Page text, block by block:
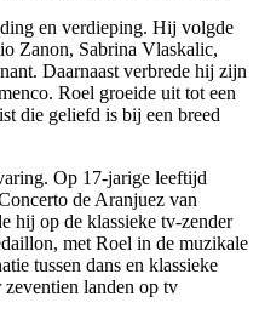
en verdieping. Hij volgde
Zanon, Sabrina Vlaskalic,
Daarnaast verbrede hij zijn
Roel groeide uit tot een
die geliefd is bij een breed
Op 17-jarige leeftijd
de Aranjuez van
hij op de klassieke tv-zender
met Roel in de muzikale
tussen dans en klassieke
landen op tv